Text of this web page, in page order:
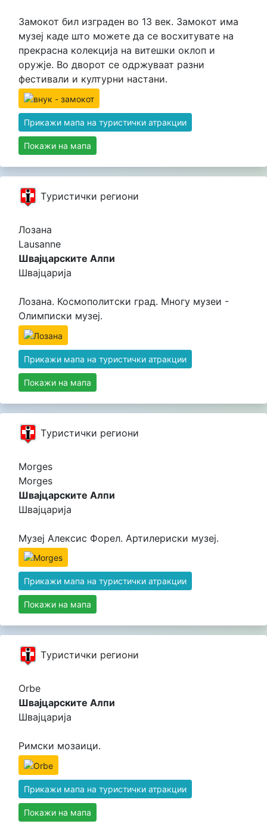
Замокот бил изграден во 13 век. Замокот има
музеј каде што можете да се восхитувате на
прекрасна колекција на витешки оклоп и
оружје. Во дворот се одржуваат разни
фестивали и културни настани.
Прикажи мапа на туристички атракции
Покажи на мапа
Tуристички региони
Лозана
Lausanne
Швајцарските Алпи
Швајцарија
Лозана. Космополитски град. Многу музеи -
Олимписки музеј.
Прикажи мапа на туристички атракции
Покажи на мапа
Tуристички региони
Morges
Morges
Швајцарските Алпи
Швајцарија
Музеј Алексис Форел. Артилериски музеј.
Прикажи мапа на туристички атракции
Покажи на мапа
Tуристички региони
Orbe
Швајцарските Алпи
Швајцарија
Римски мозаици.
Прикажи мапа на туристички атракции
Покажи на мапа